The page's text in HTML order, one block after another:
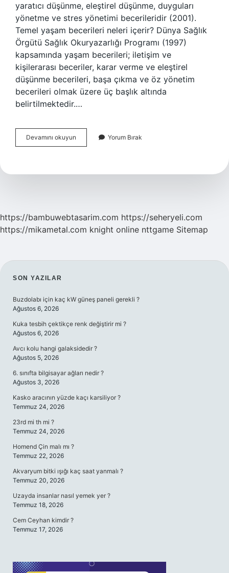
yaratıcı düşünme, eleştirel düşünme, duyguları
yönetme ve stres yönetimi becerileridir (2001).
Temel yaşam becerileri neleri içerir? Dünya Sağlık
Örgütü Sağlık Okuryazarlığı Programı (1997)
kapsamında yaşam becerileri; iletişim ve
kişilerarası beceriler, karar verme ve eleştirel
düşünme becerileri, başa çıkma ve öz yönetim
becerileri olmak üzere üç başlık altında
belirtilmektedir.…
Devamını okuyun
Öncesi
Nelerdir
Yorum Bırak
https://bambuwebtasarim.com https://seheryeli.com
https://mikametal.com knight online nttgame Sitemap
SIDEBAR
SON YAZILAR
Buzdolabı için kaç kW güneş paneli gerekli ?
Ağustos 6, 2026
Kuka tesbih çektikçe renk değiştirir mi ?
Ağustos 6, 2026
Avcı kolu hangi galaksidedir ?
Ağustos 5, 2026
6. sınıfta bilgisayar ağları nedir ?
Ağustos 3, 2026
Kasko aracının yüzde kaçı karsiliyor ?
Temmuz 24, 2026
23rd mi th mi ?
Temmuz 24, 2026
Homend Çin malı mı ?
Temmuz 22, 2026
Akvaryum bitki ışığı kaç saat yanmalı ?
Temmuz 20, 2026
Uzayda insanlar nasıl yemek yer ?
Temmuz 18, 2026
Cem Ceyhan kimdir ?
Temmuz 17, 2026